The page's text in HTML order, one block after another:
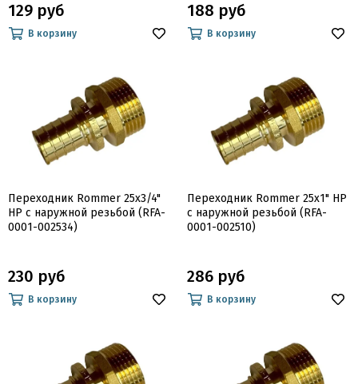
129 руб
В корзину
188 руб
В корзину
Переходник Rommer 25x3/4"
НР с наружной резьбой (RFA-
0001-002534)
230 руб
В корзину
Переходник Rommer 25x1" НР
с наружной резьбой (RFA-
0001-002510)
286 руб
В корзину